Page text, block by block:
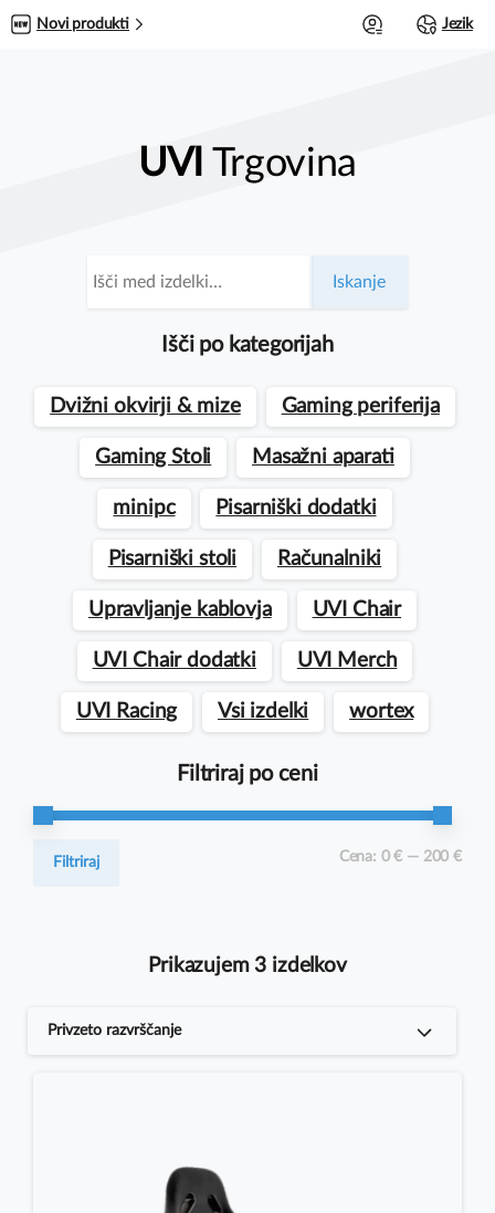
Novi produkti Jezik
UVI Trgovina
Iskanje
Išči po kategorijah
Dvižni okvirji & mize Gaming periferija
Gaming Stoli Masažni aparati
minipc Pisarniški dodatki
Pisarniški stoli Računalniki
Upravljanje kablovja UVI Chair
UVI Chair dodatki UVI Merch
UVI Racing Vsi izdelki wortex
Filtriraj po ceni
Min
Max
Filtriraj Cena: 0 € — 200 €
Prikazujem 3 izdelkov
Privzeto razvrščanje